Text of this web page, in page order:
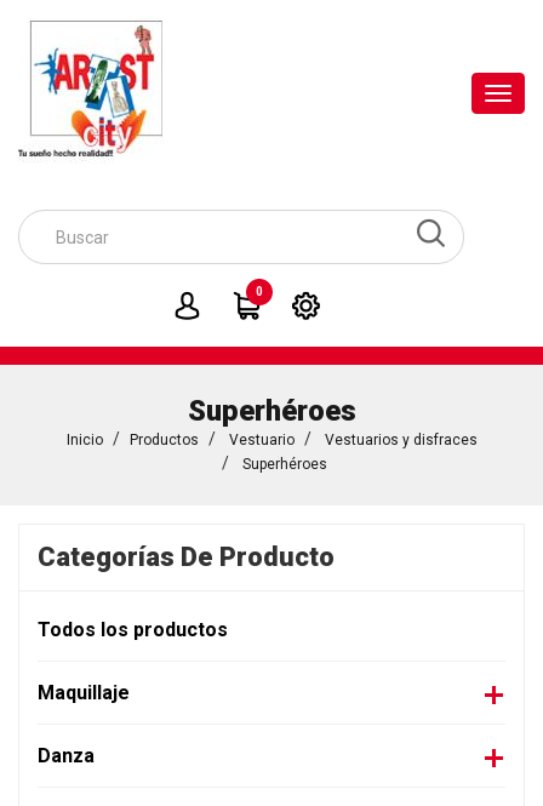
0
Superhéroes
Inicio Productos Vestuario
Vestuarios y disfraces
Superhéroes
Categorías De Producto
Todos los productos
Maquillaje
Danza